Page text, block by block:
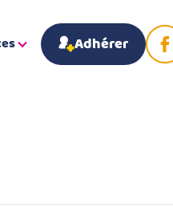
Adhérer